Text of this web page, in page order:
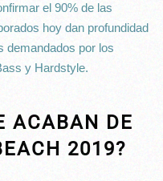
el 90% de las
hoy dan profundidad
demandados por los
y Hardstyle.
ACABAN DE
2019?